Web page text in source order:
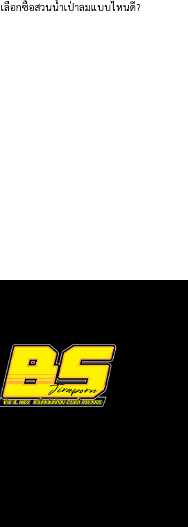
เลือกซื้อสวนน้ำเป่าลมแบบไหนดี?